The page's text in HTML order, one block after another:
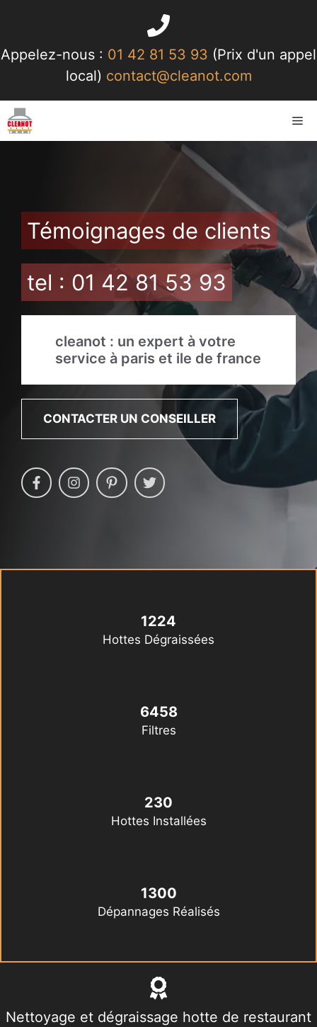
Appelez-nous : 01 42 81 53 93 (Prix d'un appel
local) contact@cleanot.com
Témoignages de clients
tel : 01 42 81 53 93
cleanot : un expert à votre
service à paris et ile de france
CONTACTER UN CONSEILLER
1224
Hottes Dégraissées
6458
Filtres
230
Hottes Installées
1300
Dépannages Réalisés
Nettoyage et dégraissage hotte de restaurant